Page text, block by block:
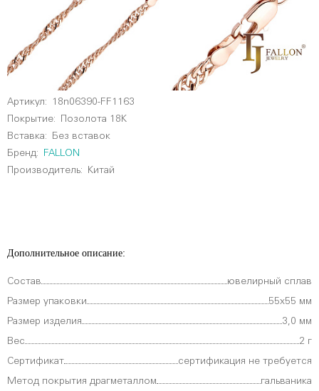
Артикул:
18n06390-FF1163
Покрытие: Позолота 18К
Вставка: Без вставок
Бренд:
FALLON
Производитель: Китай
Дополнительное описание:
Состав ювелирный сплав
Размер упаковки 55х55 мм
Размер изделия 3,0 мм
Вес 2 г
Сертификат сертификация не требуется
Метод покрытия драгметаллом гальваника